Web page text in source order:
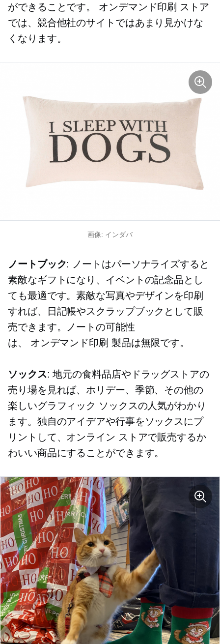
ができることです。 オンデマンド印刷 ストア
では、競合他社のサイトではあまり見かけな
くなります。
画像: インダバ
ノートブック: ノートはパーソナライズすると
素敵なギフトになり、イベントの記念品とし
ても最適です。素敵な写真やデザインを印刷
すれば、日記帳やスクラップブックとして販
売できます。ノートの可能性
は、 オンデマンド印刷 製品は無限です。
ソックス: 地元の食料品店やドラッグストアの
売り場を見れば、ホリデー、季節、その他の
楽しいグラフィック ソックスの人気がわかり
ます。独自のアイデアや行事をソックスにプ
リントして、オンライン ストアで販売するか
わいい商品にすることができます。